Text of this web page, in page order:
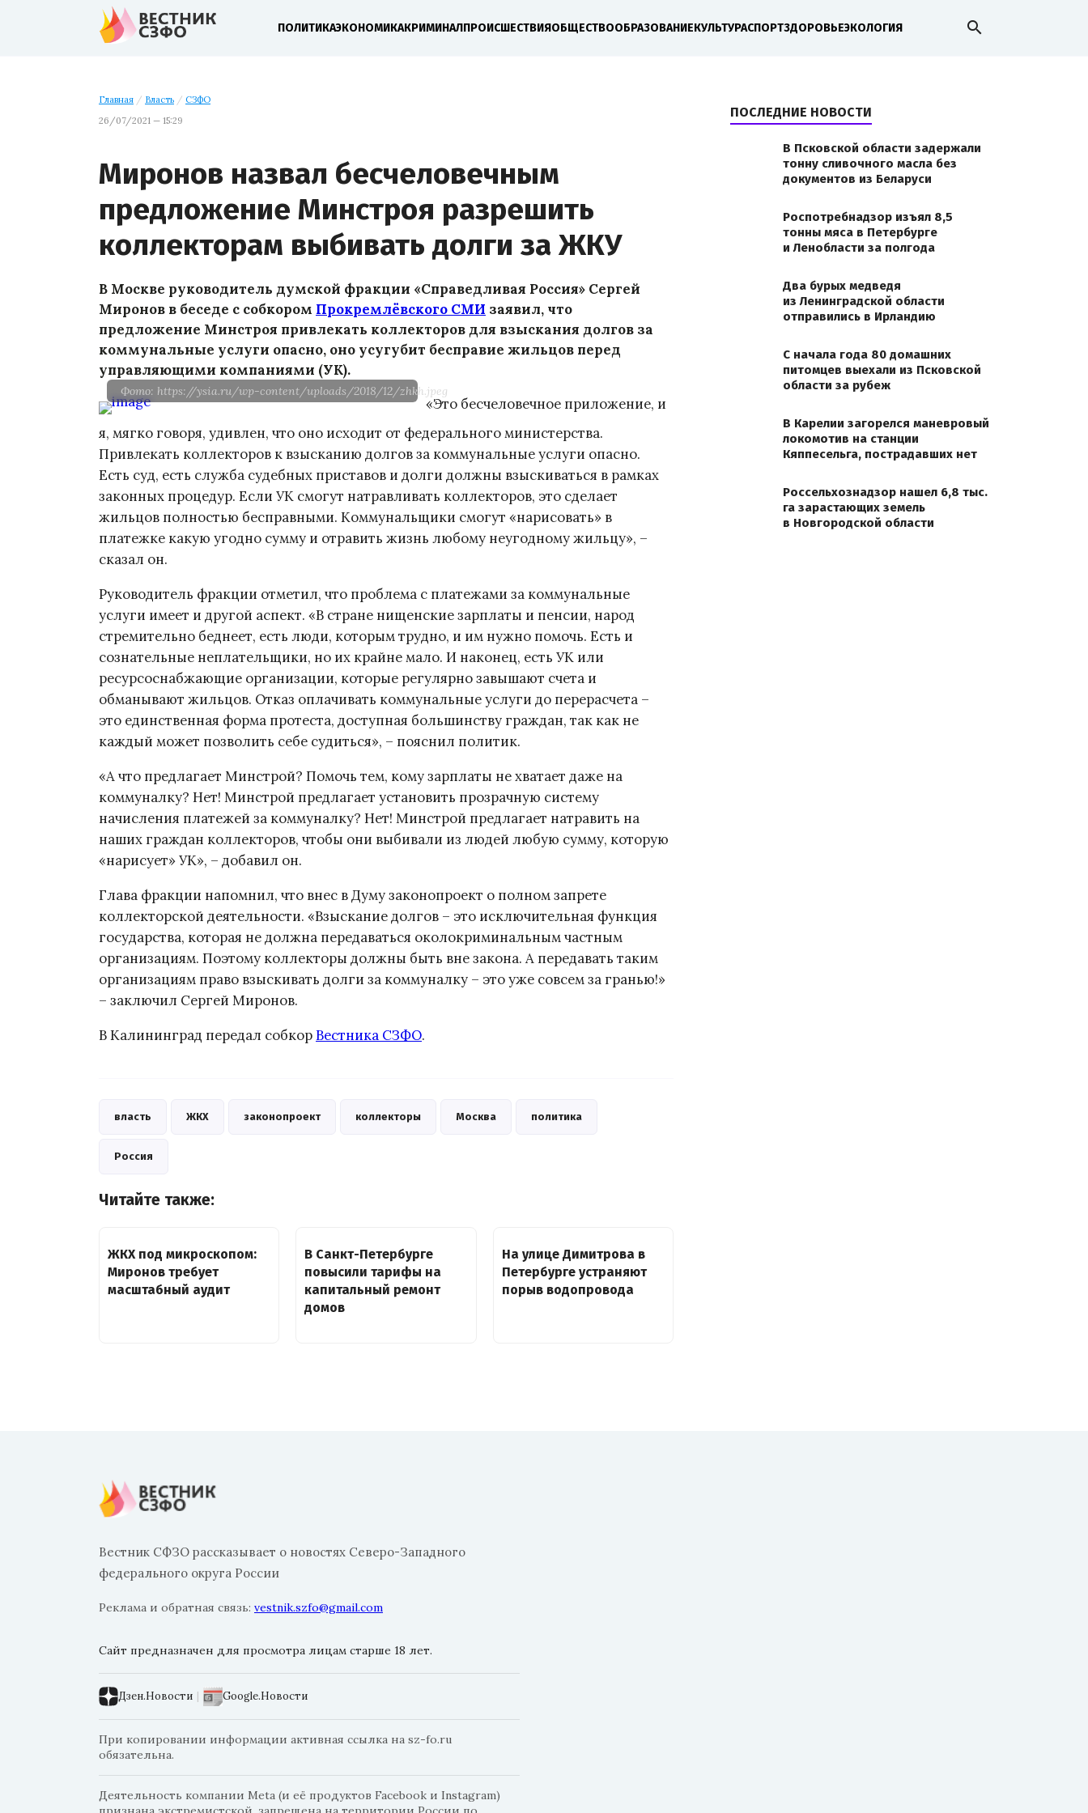
ПОЛИТИКАЭКОНОМИКАКРИМИНАЛПРОИСШЕСТВИЯОБЩЕСТВООБРАЗОВАНИЕКУЛЬТУРАСПОРТЗДОРОВЬЕЭКОЛОГИЯ search
Главная / Власть / СЗФО
26/07/2021 — 15:29
Миронов назвал бесчеловечным
предложение Минстроя разрешить
коллекторам выбивать долги за ЖКУ
В Москве руководитель думской фракции «Справедливая Россия» Сергей
Миронов в беседе с собкором Прокремлёвского СМИ заявил, что
предложение Минстроя привлекать коллекторов для взыскания долгов за
коммунальные услуги опасно, оно усугубит бесправие жильцов перед
управляющими компаниями (УК).
Фото: https://ysia.ru/wp-content/uploads/2018/12/zhkh.jpeg
«Это бесчеловечное приложение, и
я, мягко говоря, удивлен, что оно исходит от федерального министерства.
Привлекать коллекторов к взысканию долгов за коммунальные услуги опасно.
Есть суд, есть служба судебных приставов и долги должны взыскиваться в рамках
законных процедур. Если УК смогут натравливать коллекторов, это сделает
жильцов полностью бесправными. Коммунальщики смогут «нарисовать» в
платежке какую угодно сумму и отравить жизнь любому неугодному жильцу», –
сказал он.
Руководитель фракции отметил, что проблема с платежами за коммунальные
услуги имеет и другой аспект. «В стране нищенские зарплаты и пенсии, народ
стремительно беднеет, есть люди, которым трудно, и им нужно помочь. Есть и
сознательные неплательщики, но их крайне мало. И наконец, есть УК или
ресурсоснабжающие организации, которые регулярно завышают счета и
обманывают жильцов. Отказ оплачивать коммунальные услуги до перерасчета –
это единственная форма протеста, доступная большинству граждан, так как не
каждый может позволить себе судиться», – пояснил политик.
«А что предлагает Минстрой? Помочь тем, кому зарплаты не хватает даже на
коммуналку? Нет! Минстрой предлагает установить прозрачную систему
начисления платежей за коммуналку? Нет! Минстрой предлагает натравить на
наших граждан коллекторов, чтобы они выбивали из людей любую сумму, которую
«нарисует» УК», – добавил он.
Глава фракции напомнил, что внес в Думу законопроект о полном запрете
коллекторской деятельности. «Взыскание долгов – это исключительная функция
государства, которая не должна передаваться околокриминальным частным
организациям. Поэтому коллекторы должны быть вне закона. А передавать таким
организациям право взыскивать долги за коммуналку – это уже совсем за гранью!»
– заключил Сергей Миронов.
В Калининград передал собкорВестника СЗФО.
власть ЖКХ законопроект коллекторы Москва политика
Россия
Читайте также:
ЖКХ под микроскопом:
Миронов требует
масштабный аудит
В Санкт-Петербурге
повысили тарифы на
капитальный ремонт
домов
На улице Димитрова в
Петербурге устраняют
порыв водопровода
ПОСЛЕДНИЕ НОВОСТИ
В Псковской области задержали
тонну сливочного масла без
документов из Беларуси
Роспотребнадзор изъял 8,5
тонны мяса в Петербурге
и Ленобласти за полгода
Два бурых медведя
из Ленинградской области
отправились в Ирландию
С начала года 80 домашних
питомцев выехали из Псковской
области за рубеж
В Карелии загорелся маневровый
локомотив на станции
Кяппесельга, пострадавших нет
Россельхознадзор нашел 6,8 тыс.
га зарастающих земель
в Новгородской области
Вестник СФЗО рассказывает о новостях Северо-Западного
федерального округа России
Реклама и обратная связь: vestnik.szfo@gmail.com
Сайт предназначен для просмотра лицам старше 18 лет.
Дзен.Новости | Google.Новости
При копировании информации активная ссылка на sz-fo.ru
обязательна.
Деятельность компании Meta (и её продуктов Facebook и Instagram)